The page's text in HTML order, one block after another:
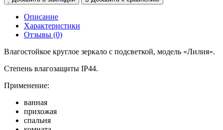
Описание
Характеристики
Отзывы (0)
Влагостойкое круглое зеркало с подсветкой, модель «Лилия».
Степень влагозащиты IP44.
Применение:
ванная
прихожая
спальня